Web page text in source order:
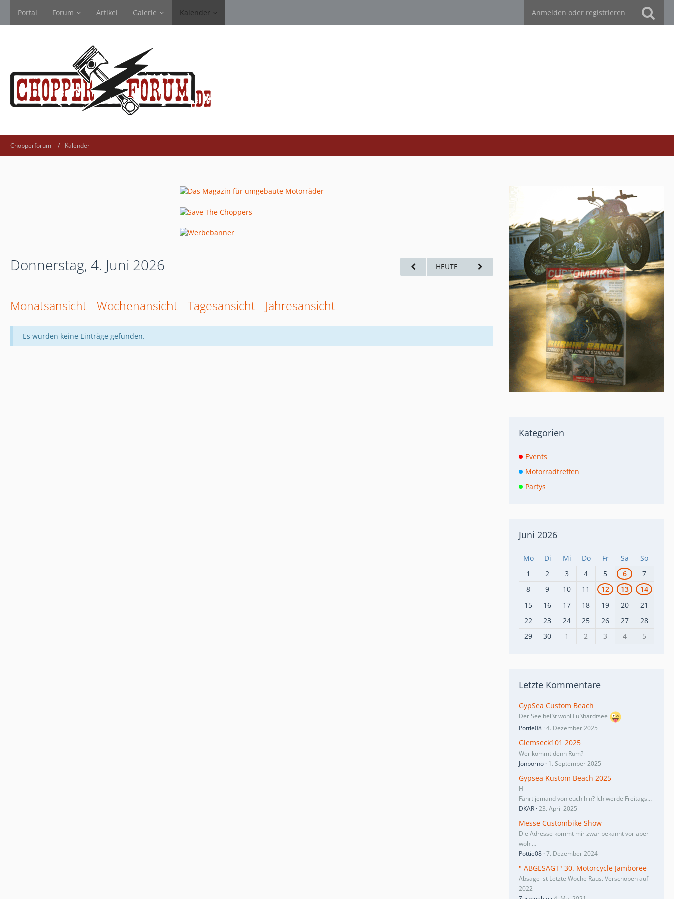
Portal Forum Artikel Galerie Kalender Anmelden oder registrieren
Chopperforum Kalender
Donnerstag, 4. Juni 2026 HEUTE
Monatsansicht Wochenansicht Tagesansicht Jahresansicht
Es wurden keine Einträge gefunden.
Kategorien
Events
Motorradtreffen
Partys
Juni 2026
Mo Di Mi Do Fr Sa
So
1
2 3 4 5 6
7
8
9 10 11 12 13
14
15
16 17 18 19 20
21
22
23 24 25 26 27
28
29
30 1 2 3 4 5
Letzte Kommentare
GypSea Custom Beach
Der See heißt wohl Lußhardtsee
Pottie08 4. Dezember 2025
Glemseck101 2025
Wer kommt denn Rum?
Jonporno 1. September 2025
Gypsea Kustom Beach 2025
Hi
Fährt jemand von euch hin? Ich werde Freitags…
DKAR 23. April 2025
Messe Custombike Show
Die Adresse kommt mir zwar bekannt vor aber
wohl…
Pottie08 7. Dezember 2024
" ABGESAGT" 30. Motorcycle Jamboree
Absage ist Letzte Woche Raus. Verschoben auf
2022